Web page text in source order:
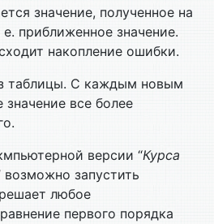
значение, полученное на
приближенное значение.
накопление ошибки.
таблицы. С каждым новым
все более
версии “Курса
возможно запустить
любое
первого порядка